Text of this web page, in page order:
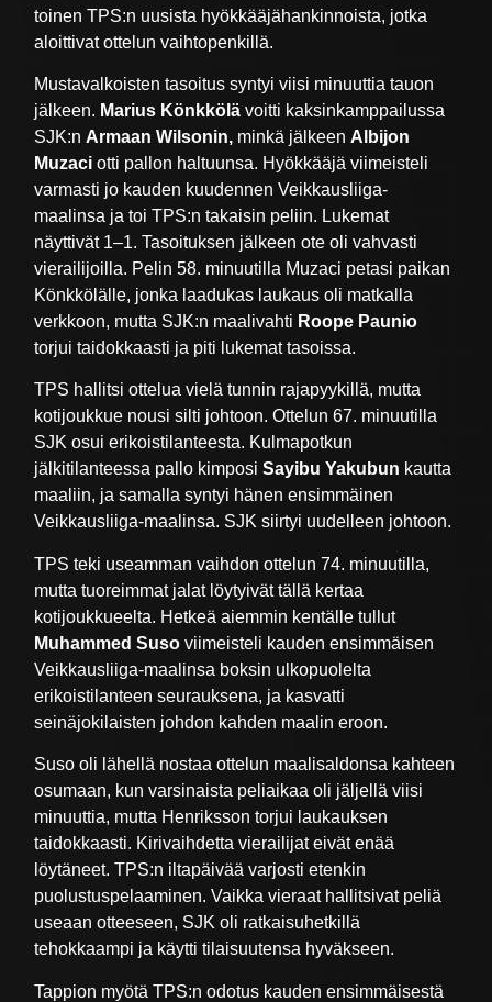
toinen TPS:n uusista hyökkääjähankinnoista, jotka
aloittivat ottelun vaihtopenkillä.
Mustavalkoisten tasoitus syntyi viisi minuuttia tauon
jälkeen. Marius Könkkölä voitti kaksinkamppailussa
SJK:n Armaan Wilsonin, minkä jälkeen Albijon
Muzaci otti pallon haltuunsa. Hyökkääjä viimeisteli
varmasti jo kauden kuudennen Veikkausliiga-
maalinsa ja toi TPS:n takaisin peliin. Lukemat
näyttivät 1–1. Tasoituksen jälkeen ote oli vahvasti
vierailijoilla. Pelin 58. minuutilla Muzaci petasi paikan
Könkkölälle, jonka laadukas laukaus oli matkalla
verkkoon, mutta SJK:n maalivahti Roope Paunio
torjui taidokkaasti ja piti lukemat tasoissa.
TPS hallitsi ottelua vielä tunnin rajapyykillä, mutta
kotijoukkue nousi silti johtoon. Ottelun 67. minuutilla
SJK osui erikoistilanteesta. Kulmapotkun
jälkitilanteessa pallo kimposiSayibu Yakubun kautta
maaliin, ja samalla syntyi hänen ensimmäinen
Veikkausliiga-maalinsa. SJK siirtyi uudelleen johtoon.
TPS teki useamman vaihdon ottelun 74. minuutilla,
mutta tuoreimmat jalat löytyivät tällä kertaa
kotijoukkueelta. Hetkeä aiemmin kentälle tullut
Muhammed Suso viimeisteli kauden ensimmäisen
Veikkausliiga-maalinsa boksin ulkopuolelta
erikoistilanteen seurauksena, ja kasvatti
seinäjokilaisten johdon kahden maalin eroon.
Suso oli lähellä nostaa ottelun maalisaldonsa kahteen
osumaan, kun varsinaista peliaikaa oli jäljellä viisi
minuuttia, mutta Henriksson torjui laukauksen
taidokkaasti. Kirivaihdetta vierailijat eivät enää
löytäneet. TPS:n iltapäivää varjosti etenkin
puolustuspelaaminen. Vaikka vieraat hallitsivat peliä
useaan otteeseen, SJK oli ratkaisuhetkillä
tehokkaampi ja käytti tilaisuutensa hyväkseen.
Tappion myötä TPS:n odotus kauden ensimmäisestä